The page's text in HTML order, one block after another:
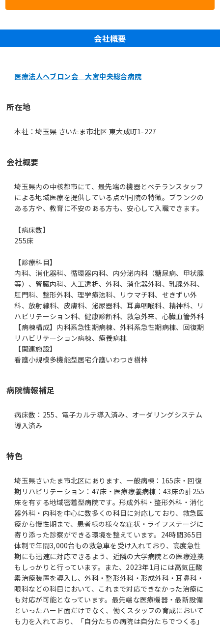
会社概要
医療法人ヘブロン会 大宮中央総合病院
所在地
本社：埼玉県 さいたま市北区 東大成町1-227
会社概要
埼玉県内の中核都市にて、最先端の機器とベテランスタッフ
による地域医療を提供している点が同院の特徴。ブランクの
ある方や、教育に不安のある方も、安心して入職できます。
【病床数】
255床
【診療科目】
内科、消化器科、循環器内科、内分泌内科（糖尿病、甲状腺
等）、腎臓内科、人工透析、外科、消化器外科、乳腺外科、
肛門科、整形外科、理学療法科、リウマチ科、せきずい外
科、放射線科、皮膚科、泌尿器科、耳鼻咽喉科、精神科、リ
ハビリテーション科、健康診断科、救急外来、心臓血管外科
【病棟構成】内科系急性期病棟、外科系急性期病棟、回復期
リハビリテーション病棟、療養病棟
【関連施設】
看護小規模多機能型居宅介護いわつき樹林
病院情報補足
病床数：255、電子カルテ導入済み、オーダリングシステム
導入済み
特色
埼玉県さいたま市北区にあります、一般病棟：165床・回復
期リハビリテーション：47床・医療療養病棟：43床の計255
床を有する地域密着型病院です。形成外科・整形外科・消化
器外科・内科を中心に数多くの科目に対応しており、救急医
療から慢性期まで、患者様の様々な症状・ライフステージに
寄り添った診察ができる環境を整えています。24時間365日
体制で年間3,000台もの救急車を受け入れており、高度急性
期にも迅速に対応できるよう、近隣の大学病院との医療連携
もしっかりと行っています。また、2023年1月には高気圧酸
素治療装置を導入し、外科・整形外科・形成外科・耳鼻科・
眼科などの科目において、これまで対応できなかった治療に
も対応が可能となっています。最先端な医療機器・最新設備
といったハード面だけでなく、働くスタッフの育成において
も力を入れており、「自分たちの病院は自分たちでつくる」